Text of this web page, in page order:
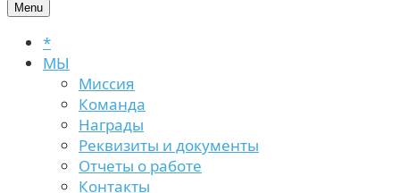
Menu
*
МЫ
Миссия
Команда
Награды
Реквизиты и документы
Отчеты о работе
Контакты